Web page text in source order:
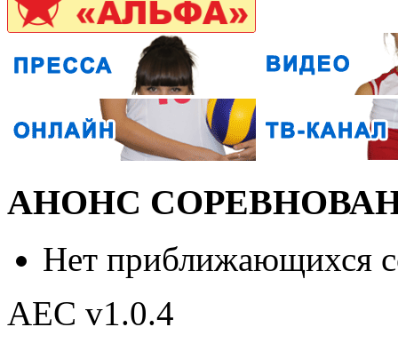
АНОНС
Нет приближающихся
AEC v1.0.4